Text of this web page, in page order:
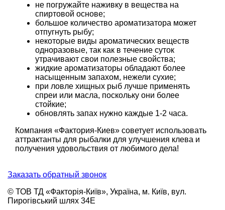
не погружайте наживку в вещества на
спиртовой основе;
большое количество ароматизатора может
отпугнуть рыбу;
некоторые виды ароматических веществ
одноразовые, так как в течение суток
утрачивают свои полезные свойства;
жидкие ароматизаторы обладают более
насыщенным запахом, нежели сухие;
при ловле хищных рыб лучше применять
спреи или масла, поскольку они более
стойкие;
обновлять запах нужно каждые 1-2 часа.
Компания «Фактория-Киев» советует использовать
аттрактанты для рыбалки для улучшения клева и
получения удовольствия от любимого дела!
Заказать обратный звонок
© ТОВ ТД «Факторія-Київ», Україна, м. Київ, вул.
Пирогівський шлях 34Е